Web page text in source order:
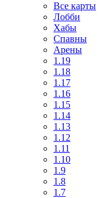
Все карты
Лобби
Хабы
Спавны
Арены
1.19
1.18
1.17
1.16
1.15
1.14
1.13
1.12
1.11
1.10
1.9
1.8
1.7